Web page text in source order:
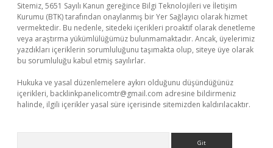
Sitemiz, 5651 Sayılı Kanun gereğince Bilgi Teknolojileri ve İletişim
Kurumu (BTK) tarafından onaylanmış bir Yer Sağlayıcı olarak hizmet
vermektedir. Bu nedenle, sitedeki içerikleri proaktif olarak denetleme
veya araştırma yükümlülüğümüz bulunmamaktadır. Ancak, üyelerimiz
yazdıkları içeriklerin sorumluluğunu taşımakta olup, siteye üye olarak
bu sorumluluğu kabul etmiş sayılırlar.
Hukuka ve yasal düzenlemelere aykırı olduğunu düşündüğünüz
içerikleri, backlinkpanelicomtr@gmail.com adresine bildirmeniz
halinde, ilgili içerikler yasal süre içerisinde sitemizden kaldırılacaktır.